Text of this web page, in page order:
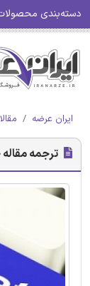
دسته‌بندی
ایران عرضه
ترجمه